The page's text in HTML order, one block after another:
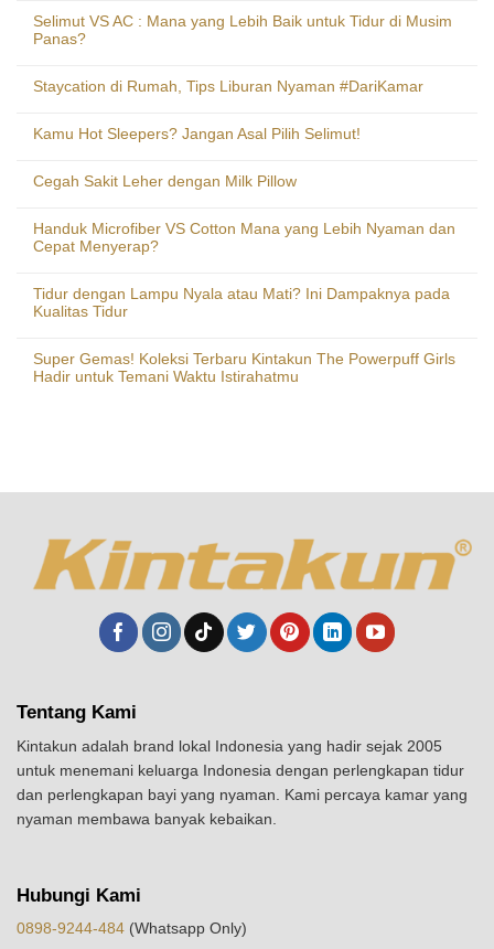
Selimut VS AC : Mana yang Lebih Baik untuk Tidur di Musim
Panas?
Staycation di Rumah, Tips Liburan Nyaman #DariKamar
Kamu Hot Sleepers? Jangan Asal Pilih Selimut!
Cegah Sakit Leher dengan Milk Pillow
Handuk Microfiber VS Cotton Mana yang Lebih Nyaman dan
Cepat Menyerap?
Tidur dengan Lampu Nyala atau Mati? Ini Dampaknya pada
Kualitas Tidur
Super Gemas! Koleksi Terbaru Kintakun The Powerpuff Girls
Hadir untuk Temani Waktu Istirahatmu
Tentang Kami
Kintakun adalah brand lokal Indonesia yang hadir sejak 2005
untuk menemani keluarga Indonesia dengan perlengkapan tidur
dan perlengkapan bayi yang nyaman. Kami percaya kamar yang
nyaman membawa banyak kebaikan.
Hubungi Kami
0898-9244-484 (Whatsapp Only)